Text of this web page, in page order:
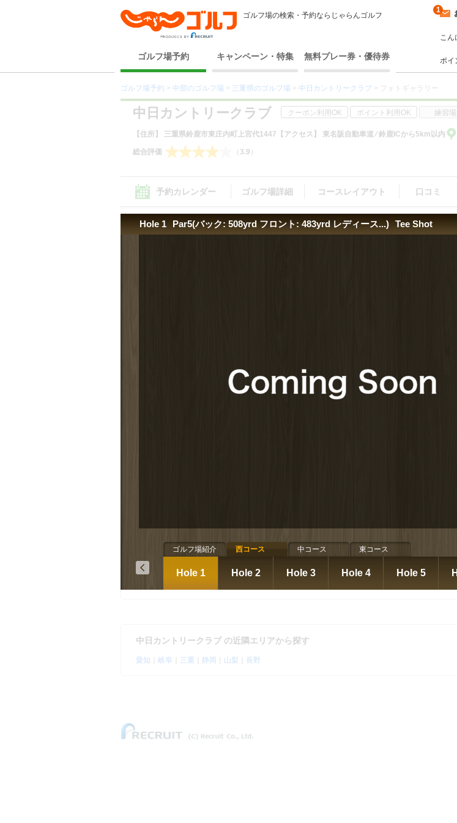
ゴルフ場の検索・予約ならじゃらんゴルフ
ゴルフ場予約 キャンペーン・特集 無料プレー券・優待券
1
こん
ポイ
ゴルフ場予約 > 中部のゴルフ場 > 三重県のゴルフ場 > 中日カントリークラブ > フォトギャラリー
中日カントリークラブ クーポン利用OK ポイント利用OK 練習場
【住所】 三重県鈴鹿市東庄内町上宮代1447 【アクセス】 東名阪自動車道 ⁄ 鈴鹿ICから5km以内
総合評価 （ 3.9 ）
予約カレンダー ゴルフ場詳細 コースレイアウト 口コミ
コース（1）
Hole 1 Par5(バック: 508yrd フロント: 483yrd レディース...) Tee Shot
ゴルフ場紹介 西コース 中コース 東コース
Hole 1 Hole 2 Hole 3 Hole 4 Hole 5
ローモンドカントリー
倶楽部(三重県)
【アコーディア】(三重
(三重県)
中日カントリークラブ の近隣エリアから探す
愛知 岐阜 三重 静岡 山梨 長野